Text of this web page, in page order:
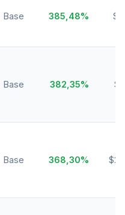
Base 385,48%
Base 382,35%
Base 368,30%